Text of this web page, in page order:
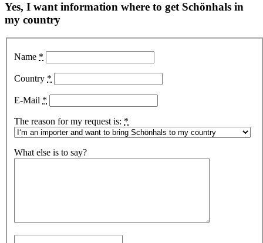
Yes, I want information where to get Schönhals in
my country
Name *
Country *
E-Mail *
The reason for my request is: *
What else is to say?